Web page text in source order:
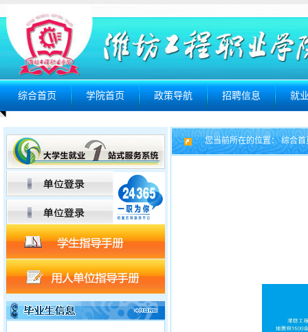
综合首页 学院首页 政策导航 招聘信息 就
您当前所在的位置：综合首